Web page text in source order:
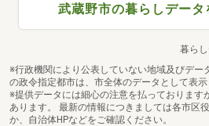
武蔵野市の暮らしデータ
暮ら
※行政機関により公表していない地域及びデー
の政令指定都市は、市全体のデータとして表示
※提供データには細心の注意を払っております
あります。 最新の情報につきましては各市区
か、自治体HPなどをご確認ください。